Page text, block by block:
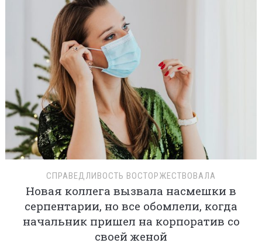
СПРАВЕДЛИВОСТЬ ВОСТОРЖЕСТВОВАЛА
Новая коллега вызвала насмешки в
серпентарии, но все обомлели, когда
начальник пришел на корпоратив со
своей женой